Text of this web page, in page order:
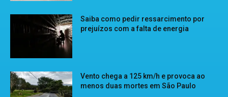
Saiba como pedir ressarcimento por
prejuízos com a falta de energia
Vento chega a 125 km/h e provoca ao
menos duas mortes em São Paulo